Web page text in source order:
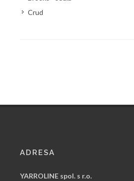
Crud
ADRESA
YARROLINE spol. s r.o.